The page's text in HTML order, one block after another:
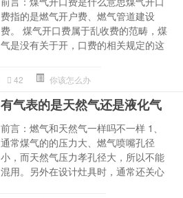
费指的是燃气开户费、燃气管道建设
费。 煤气开口费属于乱收费的范畴，煤
气是没有关于开，口费的相关规定的这
42 你该怎么办
有气表的是天然气还是液化气
前言：燃气和天然气一样吗不一样 1、
通常煤气的的压力大、燃气喷嘴孔径
小，而天然气压力孝孔径大，所以不能
混用。另外在设计灶具时，通常还关心